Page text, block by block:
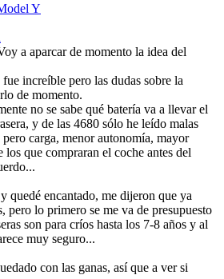
Y
a aparcar de momento la idea del
increíble pero las dudas sobre la
de momento.
no se sabe qué batería va a llevar el
y de las 4680 sólo he leído malas
carga, menor autonomía, mayor
los que compraran el coche antes del
quedé encantado, me dijeron que ya
pero lo primero se me va de presupuesto
son para críos hasta los 7-8 años y al
muy seguro...
con las ganas, así que a ver si